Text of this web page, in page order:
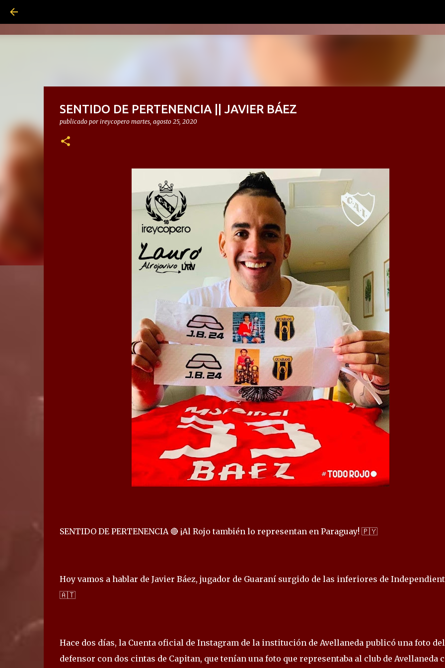
SENTIDO DE PERTENENCIA || JAVIER BÁEZ
publicado por ireycopero martes, agosto 25, 2020
SENTIDO DE PERTENENCIA 🔴 ¡Al Rojo también lo representan en Paraguay! 🇵🇾
Hoy vamos a hablar de Javier Báez, jugador de Guaraní surgido de las inferiores de
🇦🇹
Hace dos días, la Cuenta oficial de Instagram de la institución de Avellaneda publicó una foto del
defensor con dos cintas de Capitan, que tenían una foto que representaba al club de Avellaneda